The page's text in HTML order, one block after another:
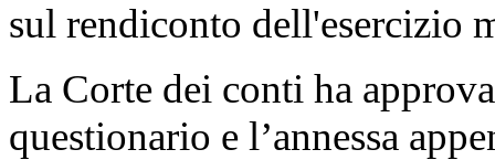
sul rendiconto dell'esercizio
La Corte dei conti ha
questionario e l’annessa